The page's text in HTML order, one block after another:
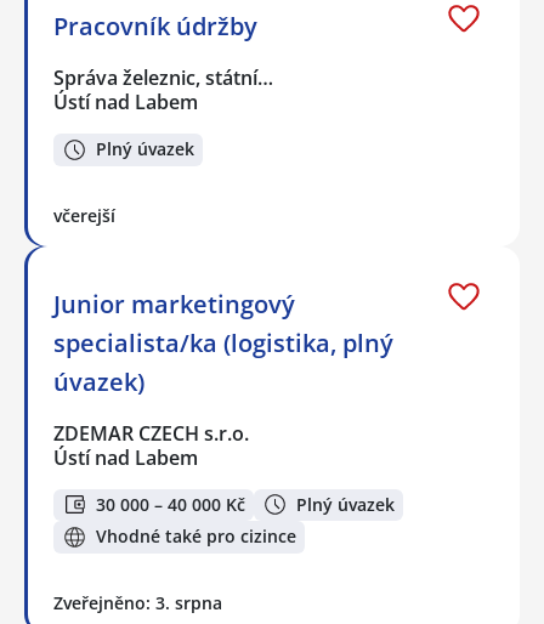
Pracovník údržby
Správa železnic, státní…
Ústí nad Labem
Plný úvazek
včerejší
Junior marketingový
specialista/ka (logistika, plný
úvazek)
ZDEMAR CZECH s.r.o.
Ústí nad Labem
30 000 – 40 000 Kč
Plný úvazek
Vhodné také pro cizince
Zveřejněno: 3. srpna